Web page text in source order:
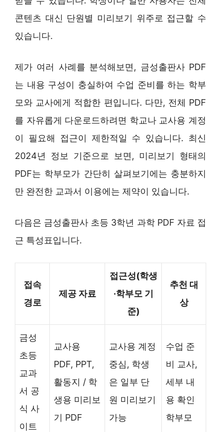
콘텐츠 대신 단원별 미리보기 위주로 접근할 수
있습니다.
제가 여러 사례를 분석해보면, 금성출판사 PDF
는 내용 구성이 충실하여 수업 준비를 하는 학부
모와 교사에게 적합한 편입니다. 다만, 전체 PDF
를 자유롭게 다운로드하려면 학교나 교사용 계정
이 필요해 접근이 제한적일 수 있습니다. 최신
2024년 정보 기준으로 보면, 미리보기 형태의
PDF는 학부모가 간단히 살펴보기에는 충분하지
만 완전한 교과서 이용에는 제약이 있습니다.
다음은 금성출판사 초등 3학년 과학 PDF 자료 접
근 특성표입니다.
접속
경로
제공 자료
접근성(학생
·학부모 기
준)
추천 대
상
금성
초등
교과
서 공
식 사
이트
교사용
PDF, PPT,
활동지 / 학
생용 미리보
기 PDF
교사용 계정
중심, 학생
은 일부 단
원 미리보기
가능
수업 준
비 교사,
세부 내
용 확인
학부모